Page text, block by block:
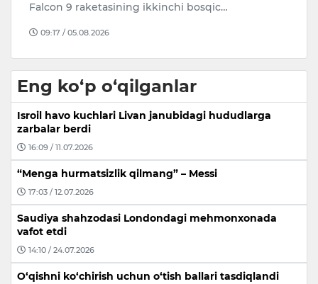
Falcon 9 raketasining ikkinchi bosqic…
09:17 / 05.08.2026
Eng ko‘p o‘qilganlar
Isroil havo kuchlari Livan janubidagi hududlarga
zarbalar berdi
16:09 / 11.07.2026
“Menga hurmatsizlik qilmang” – Messi
17:03 / 12.07.2026
Saudiya shahzodasi Londondagi mehmonxonada
vafot etdi
14:10 / 24.07.2026
O‘qishni ko‘chirish uchun o‘tish ballari tasdiqlandi